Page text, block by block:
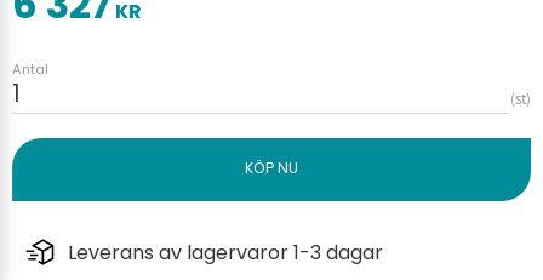
KR
Antal
st
Leverans av lagervaror 1-3 dagar